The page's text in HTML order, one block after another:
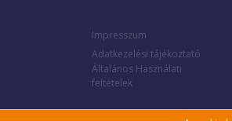
Impresszum
Adatkezelési tájékoztató
Általános Használati
feltételek